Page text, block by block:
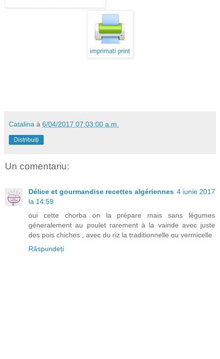
imprimati print
Catalina à 6/04/2017 07:03:00 a.m.
Distribuiți
Un comentariu:
Délice et gourmandise recettes algériennes 4 iunie 2017
la 14:59
oui cette chorba on la prépare mais sans légumes
géneralement au poulet rarement à la vainde avec juste
des pois chiches , avec du riz la traditionnelle ou vermicelle
Răspundeți